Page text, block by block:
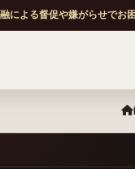
による督促や嫌がらせでお